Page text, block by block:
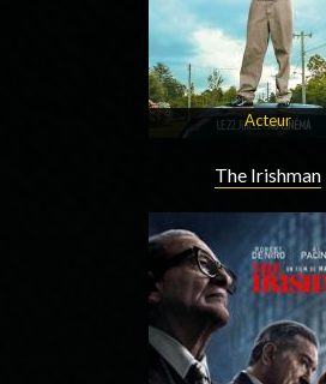
Acteur
The Irishman